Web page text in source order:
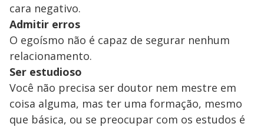
cara negativo.
Admitir erros
O egoísmo não é capaz de segurar nenhum
relacionamento.
Ser estudioso
Você não precisa ser doutor nem mestre em
coisa alguma, mas ter uma formação, mesmo
que básica, ou se preocupar com os estudos é